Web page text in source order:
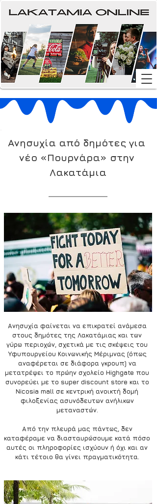
Ανησυχία από δημότες για
νέο «Πουρνάρα» στην
Λακατάμια
Ανησυχία φαίνεται να επικρατεί ανάμεσα
στους δημότες της Λακατάμιας και των
γύρω περιοχών, σχετικά με τις σκέψεις του
Υφυπουργείου Κοινωνικής Μέριμνας (όπως
αναφέρεται σε διάφορα γκρουπ) να
μετατρέψει το πρώην σχολείο Highgate που
συνορεύει με το super discount store και το
Nicosia mall σε κεντρική ανοικτή δομή
φιλοξενίας ασυνόδευτων ανήλικων
μεταναστών.
Από την πλευρά μας πάντως, δεν
καταφέραμε να διασταυρώσουμε κατά πόσο
αυτές οι πληροφορίες ισχύουν ή όχι και αν
κάτι τέτοιο θα γίνει πραγματικότητα.